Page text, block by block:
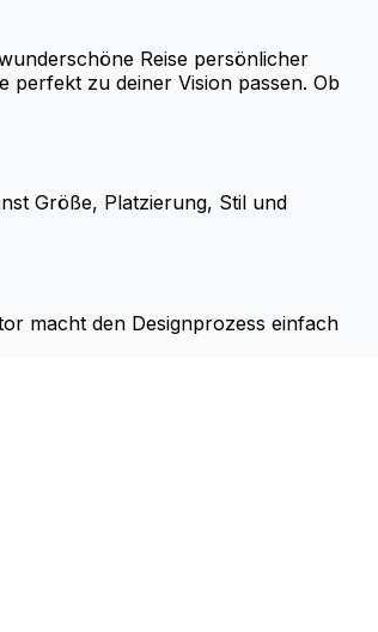
Reise persönlicher
perfekt zu deiner Vision passen. Ob
Größe, Platzierung, Stil und
macht den Designprozess einfach